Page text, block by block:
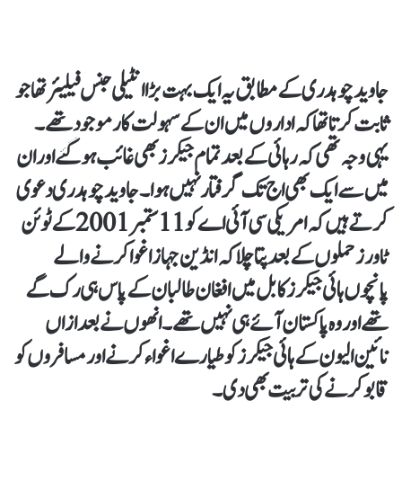
جاوید چوہدری کے مطابق یہ ایک بہت بڑا انٹیلی جنس فیلیئر تھا جو
ثابت کرتا تھا کہ اداروں میں ان کے سہولت کار موجود تھے۔
یہی وجہ تھی کہ رہائی کے بعد تمام جیکرز بھی غائب ہو گئے اور ان
میں سے ایک بھی اج تک گرفتار نہیں ہوا۔ جاوید چوہدری دعوی
کرتے ہیں کہ امریکی سی آئی اے کو 11 ستمبر 2001 کے ٹوئن
ٹاورز حملوں کے بعد پتا چلا کہ انڈین جہاز اغوا کرنے والے
پانچوں ہائی جیکرز کابل میں افغان طالبان کے پاس ہی رک گے
تھے اور وہ پاکستان آئے ہی نہیں تھے۔ انھوں نے بعدازاں
نائین الیون کے ہائی جیکرز کو طیارے اغواء کرنے اور مسافروں کو
قابو کرنے کی تربیت بھی دی۔